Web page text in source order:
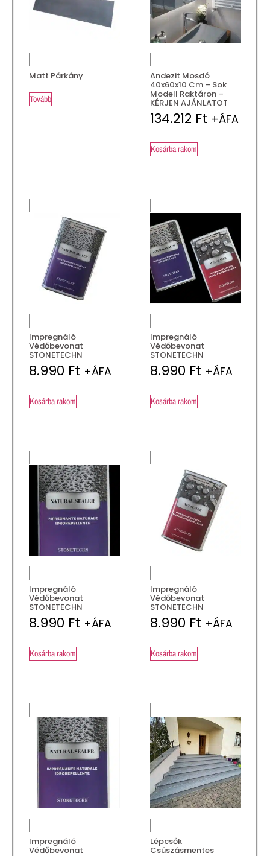
Matt Párkány
Tovább
Andezit Mosdó
40x60x10 Cm – Sok
Modell Raktáron –
KÉRJEN AJÁNLATOT
134.212 Ft +ÁFA
Kosárba rakom
Impregnáló
Védőbevonat
STONETECHN
8.990 Ft +ÁFA
Kosárba rakom
Impregnáló
Védőbevonat
STONETECHN
8.990 Ft +ÁFA
Kosárba rakom
Impregnáló
Védőbevonat
STONETECHN
8.990 Ft +ÁFA
Kosárba rakom
Impregnáló
Védőbevonat
STONETECHN
8.990 Ft +ÁFA
Kosárba rakom
Impregnáló
Védőbevonat
Lépcsők
Csúszásmentes